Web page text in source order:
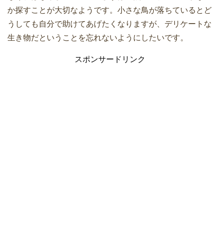
か探すことが大切なようです。小さな鳥が落ちているとど
うしても自分で助けてあげたくなりますが、デリケートな
生き物だということを忘れないようにしたいです。
スポンサードリンク